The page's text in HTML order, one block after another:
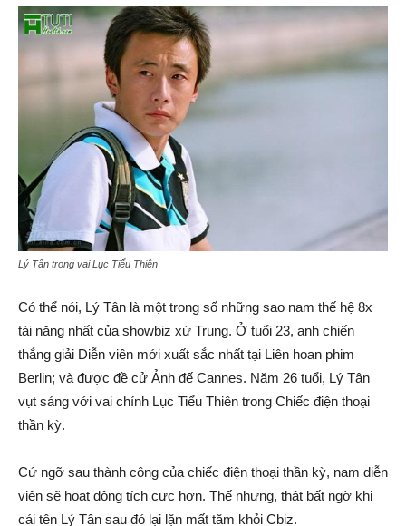
Lý Tân trong vai Lục Tiểu Thiên
Có thể nói, Lý Tân là một trong số những sao nam thế hệ 8x
tài năng nhất của showbiz xứ Trung. Ở tuổi 23, anh chiến
thắng giải Diễn viên mới xuất sắc nhất tại Liên hoan phim
Berlin; và được đề cử Ảnh đế Cannes. Năm 26 tuổi, Lý Tân
vụt sáng với vai chính Lục Tiểu Thiên trong Chiếc điện thoại
thần kỳ.
Cứ ngỡ sau thành công của chiếc điện thoại thần kỳ, nam diễn
viên sẽ hoạt động tích cực hơn. Thế nhưng, thật bất ngờ khi
cái tên Lý Tân sau đó lại lặn mất tăm khỏi Cbiz.